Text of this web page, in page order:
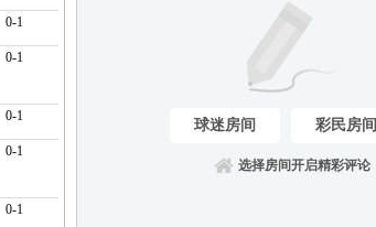
0-1
0-1
0-1
0-1
0-1
球迷房间 彩民房间
选择房间开启精彩评论